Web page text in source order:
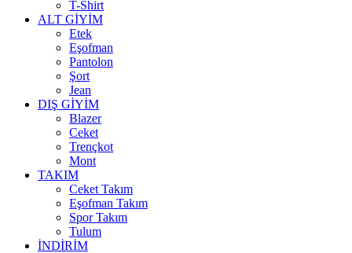
T-Shirt
ALT GİYİM
Etek
Eşofman
Pantolon
Şort
Jean
DIŞ GİYİM
Blazer
Ceket
Trençkot
Mont
TAKIM
Ceket Takım
Eşofman Takım
Spor Takım
Tulum
İNDİRİM